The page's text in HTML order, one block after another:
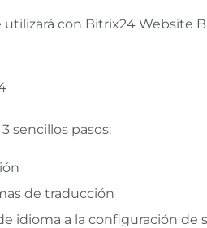
con Bitrix24 Website
sencillos pasos:
de traducción
idioma a la configuración de